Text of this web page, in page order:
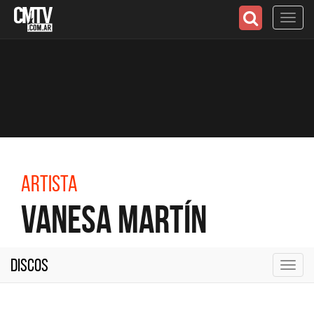
Artista
Vanesa Martín
Discos